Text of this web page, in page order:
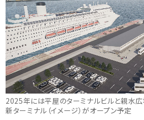
2025年には平屋のターミナルビルと親水
新ターミナル（イメージ）がオープン予定